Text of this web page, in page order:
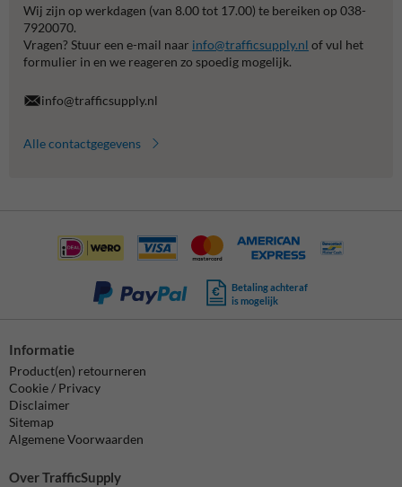
Wij zijn op werkdagen (van 8.00 tot 17.00) te bereiken op 038-
7920070.
Vragen? Stuur een e-mail naar info@trafficsupply.nl of vul het
formulier in en we reageren zo spoedig mogelijk.
info@trafficsupply.nl
Alle contactgegevens
Betaling achteraf
is mogelijk
Informatie
Product(en) retourneren
Cookie / Privacy
Disclaimer
Sitemap
Algemene Voorwaarden
Over TrafficSupply